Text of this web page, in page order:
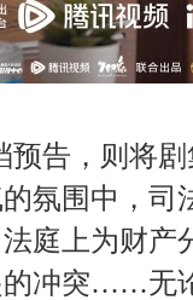
预告，则将
氛围中，司
庭上为财产
的冲突……无